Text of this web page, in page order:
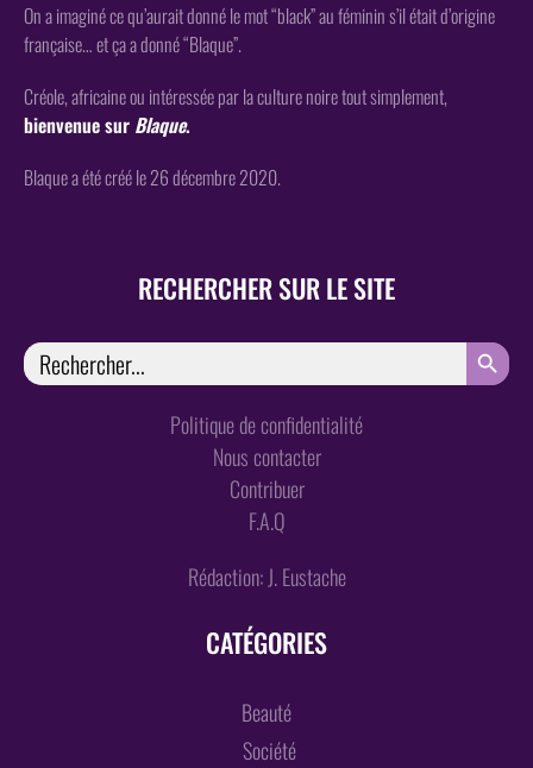
On a imaginé ce qu’aurait donné le mot “black” au féminin s’il était d’origine
française… et ça a donné “Blaque”.
Créole, africaine ou intéressée par la culture noire tout simplement,
bienvenue sur Blaque.
Blaque a été créé le 26 décembre 2020.
RECHERCHER SUR LE SITE
Search
for:
SEARCH
Politique de confidentialité
Nous contacter
Contribuer
F.A.Q
Rédaction: J. Eustache
CATÉGORIES
Beauté
Société